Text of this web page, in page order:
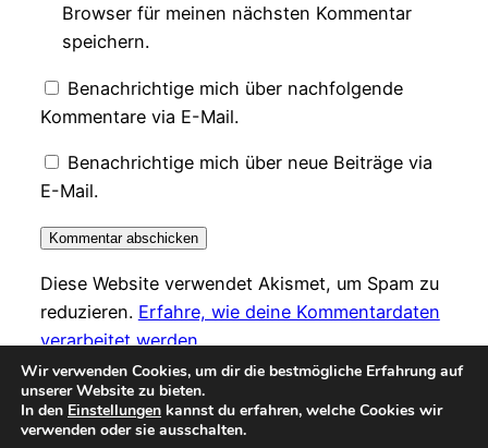
Browser für meinen nächsten Kommentar
speichern.
Benachrichtige mich über nachfolgende
Kommentare via E-Mail.
Benachrichtige mich über neue Beiträge via
E-Mail.
Diese Website verwendet Akismet, um Spam zu
reduzieren. Erfahre, wie deine Kommentardaten
verarbeitet werden.
© teetrinkers-zuhause – 2026
Wir verwenden Cookies, um dir die bestmögliche Erfahrung auf
unserer Website zu bieten.
In den Einstellungen kannst du erfahren, welche Cookies wir
verwenden oder sie ausschalten.